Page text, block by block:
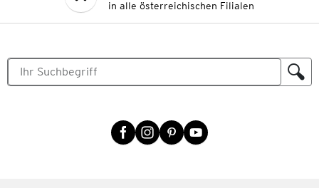
in alle österreichischen Filialen